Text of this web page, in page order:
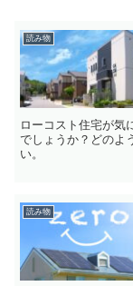
読み物
ローコスト住宅が気
でしょうか？どのよ
い。
読み物